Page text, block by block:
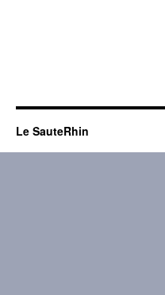
Le SauteRhin